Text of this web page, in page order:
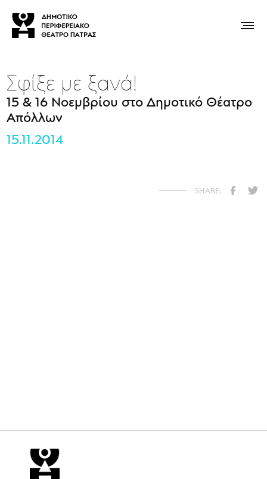
Σφίξε με ξανά!
15 & 16 Νοεμβρίου στο Δημοτικό Θέατρο
Απόλλων
15.11.2014